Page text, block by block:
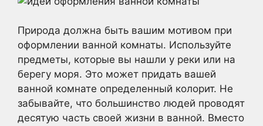
Природа должна быть вашим мотивом при
оформлении ванной комнаты. Используйте
предметы, которые вы нашли у реки или на
берегу моря. Это может придать вашей
ванной комнате определенный колорит. Не
забывайте, что большинство людей проводят
десятую часть своей жизни в ванной. Вместо